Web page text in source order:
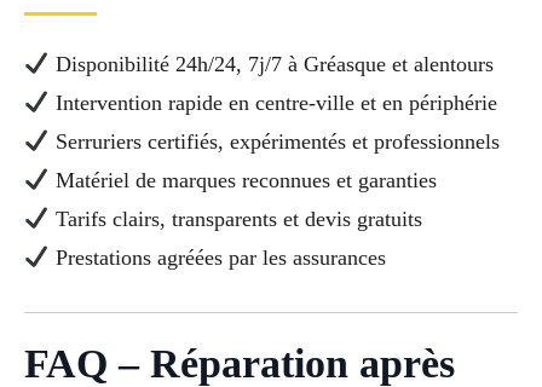
Disponibilité 24h/24, 7j/7 à Gréasque et alentours
Intervention rapide en centre-ville et en périphérie
Serruriers certifiés, expérimentés et professionnels
Matériel de marques reconnues et garanties
Tarifs clairs, transparents et devis gratuits
Prestations agréées par les assurances
FAQ – Réparation après